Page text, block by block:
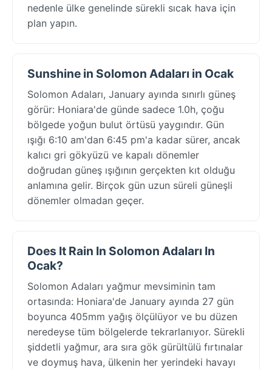
nedenle ülke genelinde sürekli sıcak hava için
plan yapın.
Sunshine in Solomon Adaları in Ocak
Solomon Adaları, January ayında sınırlı güneş
görür: Honiara'de günde sadece 1.0h, çoğu
bölgede yoğun bulut örtüsü yaygındır. Gün
ışığı 6:10 am'dan 6:45 pm'a kadar sürer, ancak
kalıcı gri gökyüzü ve kapalı dönemler
doğrudan güneş ışığının gerçekten kıt olduğu
anlamına gelir. Birçok gün uzun süreli güneşli
dönemler olmadan geçer.
Does It Rain In Solomon Adaları In
Ocak?
Solomon Adaları yağmur mevsiminin tam
ortasında: Honiara'de January ayında 27 gün
boyunca 405mm yağış ölçülüyor ve bu düzen
neredeyse tüm bölgelerde tekrarlanıyor. Sürekli
şiddetli yağmur, ara sıra gök gürültülü fırtınalar
ve doymuş hava, ülkenin her yerindeki havayı